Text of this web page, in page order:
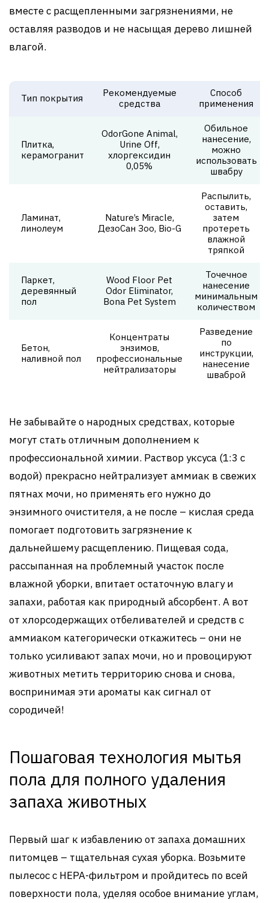
вместе с расщепленными загрязнениями, не
оставляя разводов и не насыщая дерево лишней
влагой.
Тип покрытия
Рекомендуемые
средства
Способ
применения
Плитка,
керамогранит
OdorGone Animal,
Urine Off,
хлоргексидин
0,05%
Обильное
нанесение,
можно
использовать
швабру
Ламинат,
линолеум
Nature’s Miracle,
ДезоСан Зоо, Bio-G
Распылить,
оставить,
затем
протереть
влажной
тряпкой
Паркет,
деревянный
пол
Wood Floor Pet
Odor Eliminator,
Bona Pet System
Точечное
нанесение
минимальным
количеством
Бетон,
наливной пол
Концентраты
энзимов,
профессиональные
нейтрализаторы
Разведение
по
инструкции,
нанесение
шваброй
Не забывайте о народных средствах, которые
могут стать отличным дополнением к
профессиональной химии. Раствор уксуса (1:3 с
водой) прекрасно нейтрализует аммиак в свежих
пятнах мочи, но применять его нужно до
энзимного очистителя, а не после – кислая среда
помогает подготовить загрязнение к
дальнейшему расщеплению. Пищевая сода,
рассыпанная на проблемный участок после
влажной уборки, впитает остаточную влагу и
запахи, работая как природный абсорбент. А вот
от хлорсодержащих отбеливателей и средств с
аммиаком категорически откажитесь – они не
только усиливают запах мочи, но и провоцируют
животных метить территорию снова и снова,
воспринимая эти ароматы как сигнал от
сородичей!
Пошаговая технология мытья
пола для полного удаления
запаха животных
Первый шаг к избавлению от запаха домашних
питомцев – тщательная сухая уборка. Возьмите
пылесос с HEPA-фильтром и пройдитесь по всей
поверхности пола, уделяя особое внимание углам,